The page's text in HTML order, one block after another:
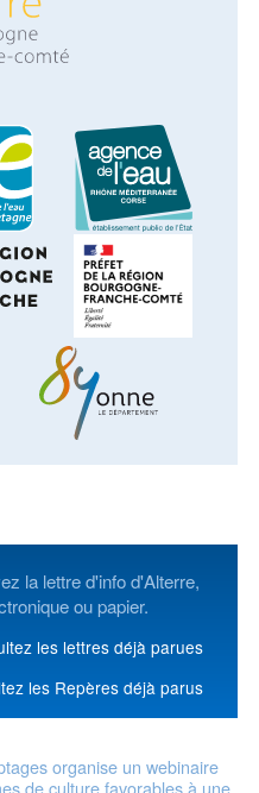
la lettre d'info d'Alterre,
ou papier.
les lettres déjà parues
les Repères déjà parus
organise un webinaire
de culture favorables à une